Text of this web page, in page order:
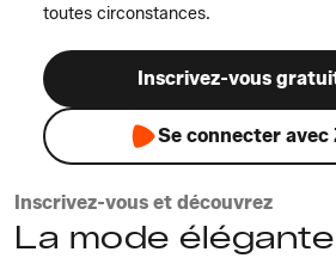
toutes circonstances.
Inscrivez-vous
Se connecter avec
Inscrivez-vous et découvrez
La mode